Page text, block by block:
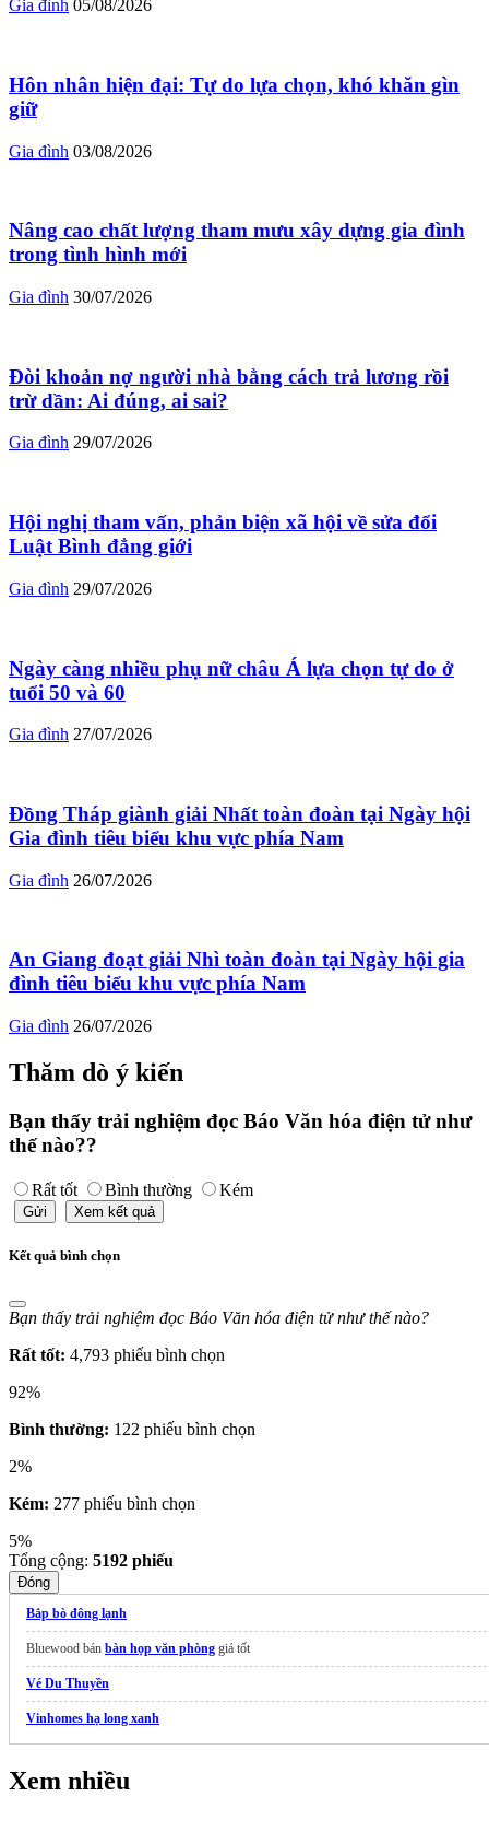
Gia đình 05/08/2026
Hôn nhân hiện đại: Tự do lựa chọn, khó khăn gìn
giữ
Gia đình 03/08/2026
Nâng cao chất lượng tham mưu xây dựng gia đình
trong tình hình mới
Gia đình 30/07/2026
Đòi khoản nợ người nhà bằng cách trả lương rồi
trừ dần: Ai đúng, ai sai?
Gia đình 29/07/2026
Hội nghị tham vấn, phản biện xã hội về sửa đổi
Luật Bình đẳng giới
Gia đình 29/07/2026
Ngày càng nhiều phụ nữ châu Á lựa chọn tự do ở
tuổi 50 và 60
Gia đình 27/07/2026
Đồng Tháp giành giải Nhất toàn đoàn tại Ngày hội
Gia đình tiêu biểu khu vực phía Nam
Gia đình 26/07/2026
An Giang đoạt giải Nhì toàn đoàn tại Ngày hội gia
đình tiêu biểu khu vực phía Nam
Gia đình 26/07/2026
Thăm dò ý kiến
Bạn thấy trải nghiệm đọc Báo Văn hóa điện tử như
thế nào??
Rất tốt Bình thường Kém
Gửi Xem kết quả
Kết quả bình chọn
Bạn thấy trải nghiệm đọc Báo Văn hóa điện tử như thế nào?
Rất tốt: 4,793 phiếu bình chọn
92%
Bình thường: 122 phiếu bình chọn
2%
Kém: 277 phiếu bình chọn
5%
Tổng cộng: 5192 phiếu
Đóng
Bắp bò đông lạnh
Bluewood bán bàn họp văn phòng giá tốt
Vé Du Thuyền
Vinhomes hạ long xanh
Xem nhiều